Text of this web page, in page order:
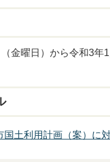
金曜日）から令和3年
国土利用計画（案）に